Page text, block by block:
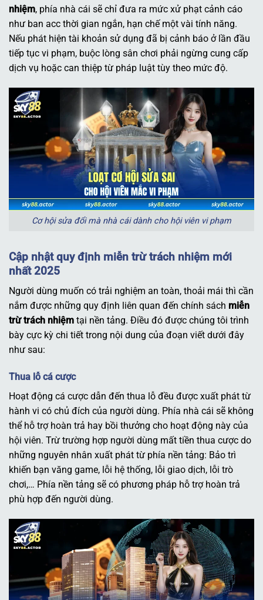
nhiệm, phía nhà cái sẽ chỉ đưa ra mức xử phạt cảnh cáo
như ban acc thời gian ngắn, hạn chế một vài tính năng.
Nếu phát hiện tài khoản sử dụng đã bị cảnh báo ở lần đầu
tiếp tục vi phạm, buộc lòng sân chơi phải ngừng cung cấp
dịch vụ hoặc can thiệp từ pháp luật tùy theo mức độ.
Cơ hội sửa đổi mà nhà cái dành cho hội viên vi phạm
Cập nhật quy định miễn trừ trách nhiệm mới
nhất 2025
Người dùng muốn có trải nghiệm an toàn, thoải mái thì cần
nắm được những quy định liên quan đến chính sách miễn
trừ trách nhiệm tại nền tảng. Điều đó được chúng tôi trình
bày cực kỳ chi tiết trong nội dung của đoạn viết dưới đây
như sau:
Thua lỗ cá cược
Hoạt động cá cược dẫn đến thua lỗ đều được xuất phát từ
hành vi có chủ đích của người dùng. Phía nhà cái sẽ không
thể hỗ trợ hoàn trả hay bồi thưởng cho hoạt động này của
hội viên. Trừ trường hợp người dùng mất tiền thua cược do
những nguyên nhân xuất phát từ phía nền tảng: Bảo trì
khiến bạn văng game, lỗi hệ thống, lỗi giao dịch, lỗi trò
chơi,… Phía nền tảng sẽ có phương pháp hỗ trợ hoàn trả
phù hợp đến người dùng.